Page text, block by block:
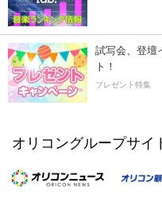
試写会、登壇
ト！
プレゼント特集
オリコングループサイ